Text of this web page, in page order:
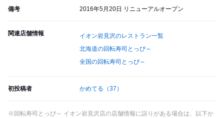
備考 2016年5月20日 リニューアルオープン
関連店舗情報
イオン岩見沢のレストラン一覧
北海道の回転寿司とっぴ～
全国の回転寿司とっぴ～
初投稿者 かめてる （37）
※回転寿司とっぴ～ イオン岩見沢店の店舗情報に誤りがある場合は、以下か